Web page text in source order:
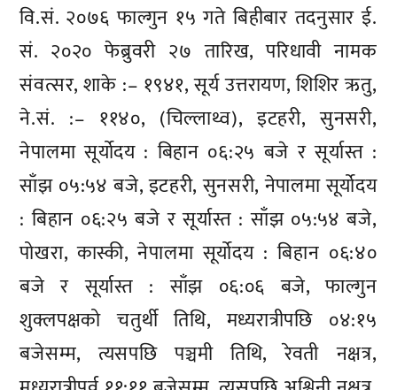
वि.सं. २०७६ फाल्गुन १५ गते बिहीबार तदनुसार ई.
सं. २०२० फेब्रुवरी २७ तारिख, परिधावी नामक
संवत्सर, शाके :– १९४१, सूर्य उत्तरायण, शिशिर ऋतु,
ने.सं. :– ११४०, (चिल्लाथ्व), इटहरी, सुनसरी,
नेपालमा सूर्योदय : बिहान ०६:२५ बजे र सूर्यास्त :
साँझ ०५:५४ बजे, इटहरी, सुनसरी, नेपालमा सूर्योदय
: बिहान ०६:२५ बजे र सूर्यास्त : साँझ ०५:५४ बजे,
पोखरा, कास्की, नेपालमा सूर्योदय : बिहान ०६:४०
बजे र सूर्यास्त : साँझ ०६:०६ बजे, फाल्गुन
शुक्लपक्षको चतुर्थी तिथि, मध्यरात्रीपछि ०४:१५
बजेसम्म, त्यसपछि पञ्चमी तिथि, रेवती नक्षत्र,